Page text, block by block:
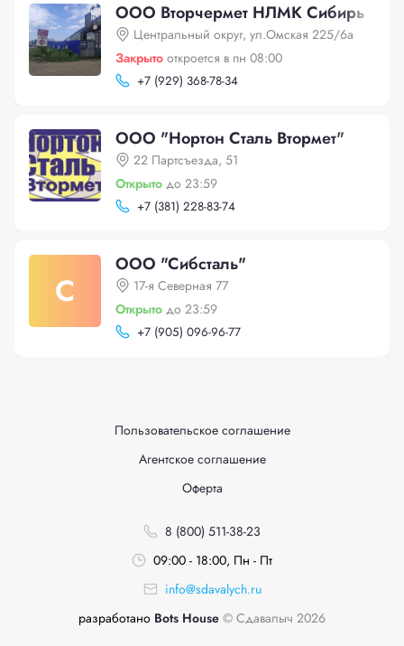
ООО Вторчермет НЛМК Сибирь
Центральный округ, ул.Омская 225/6а
Закрыто откроется в пн 08:00
+7 (929) 368-78-34
ООО "Нортон Сталь Втормет"
22 Партсъезда, 51
Открыто до 23:59
+7 (381) 228-83-74
С
ООО "Сибсталь"
17-я Северная 77
Открыто до 23:59
+7 (905) 096-96-77
Пользовательское соглашение
Агентское соглашение
Оферта
8 (800) 511-38-23
09:00 - 18:00, Пн - Пт
info@sdavalych.ru
разработано Bots House © Сдавалыч 2026